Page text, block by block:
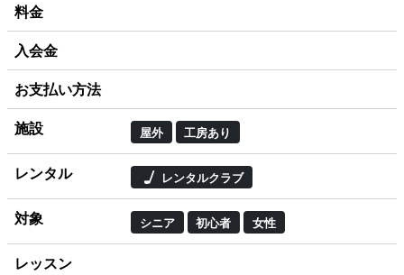
料金
入会金
お支払い方法
施設 屋外 工房あり
レンタル レンタルクラブ
対象 シニア 初心者 女性
レッスン